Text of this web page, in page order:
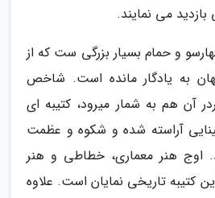
می نمایند.
و حمام بسیار بزرگی ست که از
به یادگار مانده است. شاخص
آن هم به شمار میرود، کتیبه ای
آراسته شده و شکوه و عظمت
اوج هنر معماری، خطاطی و هنر
کتیبه تاریخی نمایان است. علاوه